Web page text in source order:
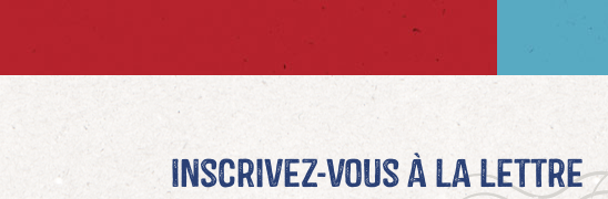
Inscrivez-vous à La Lettre